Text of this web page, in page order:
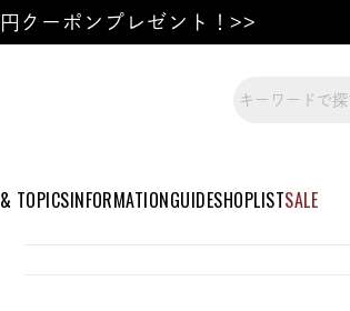
TOPICSINFORMATIONGUIDESHOPLISTSALE
クーポンプレゼント！>>